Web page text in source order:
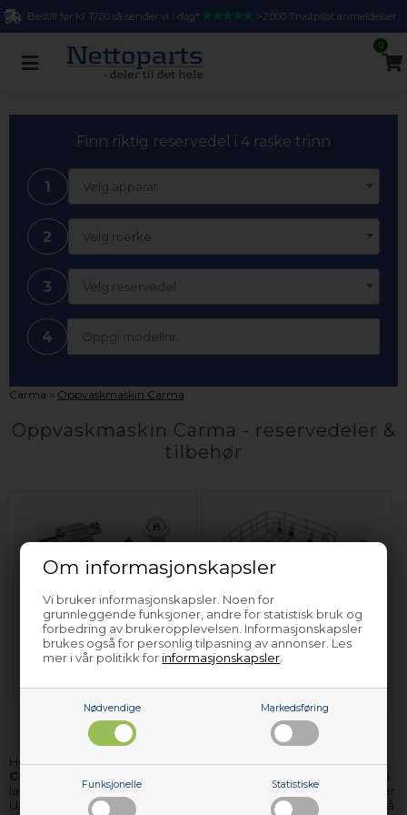
Om informasjonskapsler
Vi bruker informasjonskapsler. Noen for
grunnleggende funksjoner, andre for statistisk bruk og
forbedring av brukeropplevelsen. Informasjonskapsler
brukes også for personlig tilpasning av annonser. Les
mer i vår politikk for informasjonskapsler
Nødvendige Markedsføring
Funksjonelle Statistiske
Bestill før kl. 17.00 så sender vi i dag* >2.000 Trustpilot anmeldelser
0
Finn riktig reservedel i 4 raske trinn
1 Velg apparat
2 Velg merke
3 Velg reservedel
4
Carma » Oppvaskmaskin Carma
Oppvaskmaskin Carma - reservedeler &
tilbehør
Kurvhjul - Carma -
Oppvaskmaskin
Trådkurv & deler til
trådkurv - Carma -
Oppvaskmaskin
Her finner du et av Nordens største utvalg avreservedeler til
Carma oppvaskmaskin
. De delene vi ikke har på lager, kan vi i
langt de fleste tilfellene skaffe og levere til deg i løpet av få dager.
Uansett hvilken Carma oppvaskmaskin reservedel du mangler, så